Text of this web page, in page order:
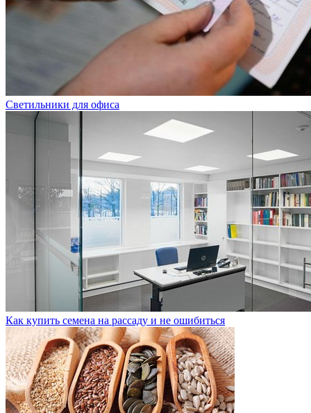
Светильники для офиса
Как купить семена на рассаду и не ошибиться